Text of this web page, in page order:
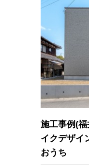
施工事例(
イクデザイ
おうち